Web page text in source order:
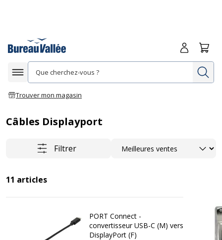
Afficher la navigation
Trouver mon magasin
Me
Câbles Displayport
Filtrer Trier
11 articles
PORT Connect -
convertisseur USB-C (M) vers
DisplayPort (F)